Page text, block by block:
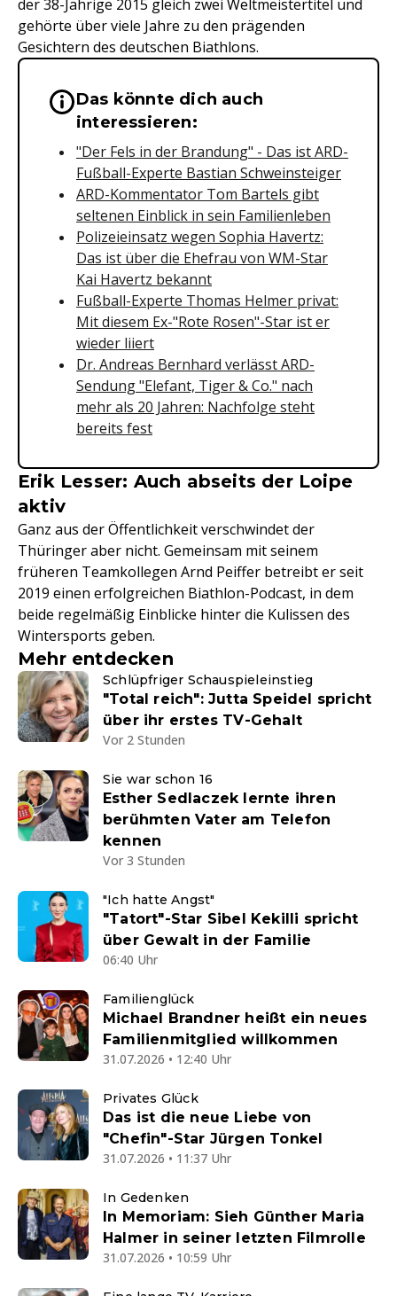
der 38-Jährige 2015 gleich zwei Weltmeistertitel und
gehörte über viele Jahre zu den prägenden
Gesichtern des deutschen Biathlons.
Wichtige Hinweise &
Das könnte dich auch
interessieren:
"Der Fels in der Brandung" - Das ist ARD-
Fußball-Experte Bastian Schweinsteiger
ARD-Kommentator Tom Bartels gibt
seltenen Einblick in sein Familienleben
Polizeieinsatz wegen Sophia Havertz:
Das ist über die Ehefrau von WM-Star
Kai Havertz bekannt
Fußball-Experte Thomas Helmer privat:
Mit diesem Ex-"Rote Rosen"-Star ist er
wieder liiert
Dr. Andreas Bernhard verlässt ARD-
Sendung "Elefant, Tiger & Co." nach
mehr als 20 Jahren: Nachfolge steht
bereits fest
Erik Lesser: Auch abseits der Loipe
aktiv
Ganz aus der Öffentlichkeit verschwindet der
Thüringer aber nicht. Gemeinsam mit seinem
früheren Teamkollegen Arnd Peiffer betreibt er seit
2019 einen erfolgreichen Biathlon-Podcast, in dem
beide regelmäßig Einblicke hinter die Kulissen des
Wintersports geben.
Mehr entdecken
Schlüpfriger Schauspieleinstieg
"Total reich": Jutta Speidel spricht
über ihr erstes TV-Gehalt
Vor 2 Stunden
Sie war schon 16
Esther Sedlaczek lernte ihren
berühmten Vater am Telefon
kennen
Vor 3 Stunden
"Ich hatte Angst"
"Tatort"-Star Sibel Kekilli spricht
über Gewalt in der Familie
06:40 Uhr
Familienglück
Michael Brandner heißt ein neues
Familienmitglied willkommen
31.07.2026 • 12:40 Uhr
Privates Glück
Das ist die neue Liebe von
"Chefin"-Star Jürgen Tonkel
31.07.2026 • 11:37 Uhr
In Gedenken
In Memoriam: Sieh Günther Maria
Halmer in seiner letzten Filmrolle
31.07.2026 • 10:59 Uhr